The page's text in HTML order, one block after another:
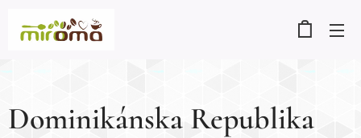
Dominikánska Republika